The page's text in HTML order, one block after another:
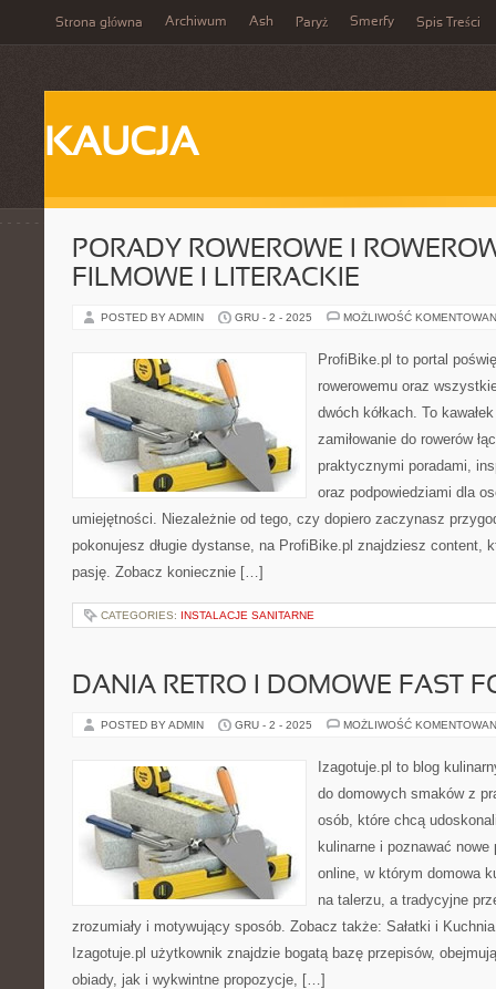
Strona główna Archiwum Ash Paryż Smerfy Spis Treści
KAUCJA
PORADY ROWEROWE I
FILMOWE I LITERACKIE
POSTED BY ADMIN GRU - 2 - 2025 MOŻLIWOŚĆ
ProfiBike.pl to portal
rowerowemu oraz
dwóch kółkach. To
zamiłowanie do rowerów
praktycznymi poradami,
oraz podpowiedziami dla
umiejętności. Niezależnie od tego, czy dopiero zaczynasz
pokonujesz długie dystanse, na ProfiBike.pl znajdziesz content,
pasję. Zobacz koniecznie […]
CATEGORIES: INSTALACJE SANITARNE
DANIA RETRO I DOMOWE FAST
POSTED BY ADMIN GRU - 2 - 2025 MOŻLIWOŚĆ
Izagotuje.pl to blog
do domowych smaków z
osób, które chcą
kulinarne i poznawać
online, w którym domowa
na talerzu, a tradycyjne
zrozumiały i motywujący sposób. Zobacz także: Sałatki i
Izagotuje.pl użytkownik znajdzie bogatą bazę przepisów,
obiady, jak i wykwintne propozycje, […]